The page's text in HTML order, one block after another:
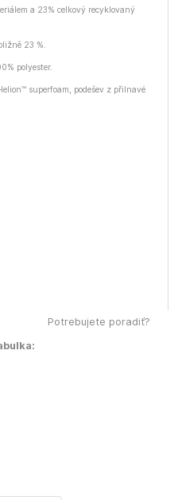
a 23% celkový recyklovaný
23 %.
polyester.
superfoam, podešev z přilnavé
Potrebujete poradiť?